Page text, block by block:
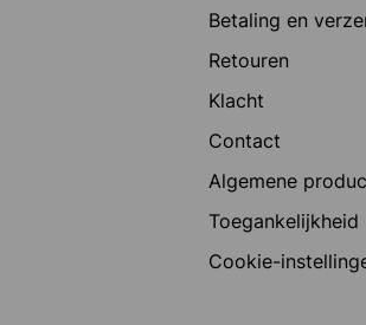
Betaling en
Retouren
Klacht
Contact
Algemene
Toegankelijkheid
Cookie-